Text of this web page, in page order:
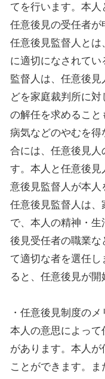
てを行います。本人
任意後見の受任者が
任意後見監督人と
に適切になされて
監督人は、任意後
どを家庭裁判所に
の解任を求めるこ
病気などのやむを
合には、任意後見人
す。本人と任意後
意後見監督人が本人
任意後見監督人は、
で、本人の精神・
後見受任者の職業な
て適切な者を選任
ると、任意後見が開
・任意後見制度のメ
本人の意思によって
があります。本人
ことができます。